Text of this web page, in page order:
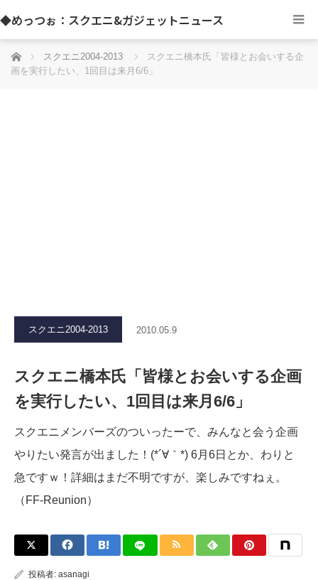
◆めっつぉ：スクエニ&ガジェットニュース
ホーム スクエニ2004-2013
スクエニ橋本氏「皆様とお会いする企
画を実行したい、1回目は来月6/6」
スクエニ2004-2013 2010.05.9
スクエニ橋本氏「皆様とお会いする企画
を実行したい、1回目は来月6/6」
スクエニメンバーズのついったーで、みんなと会う企画
やりたい発言が出ました！(*´∀｀*) 6月6日とか、わりと
急ですｗ！詳細はまだ不明ですが、楽しみですねぇ。
（FF-Reunion）
投稿者: asanagi